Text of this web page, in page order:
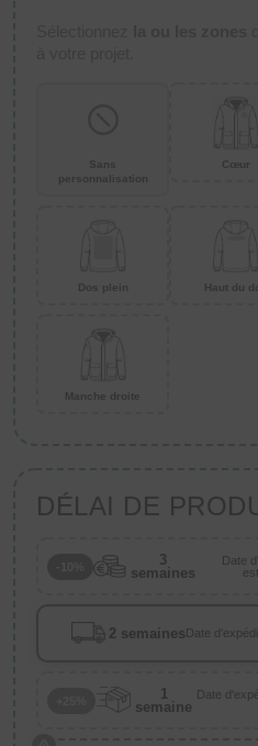
Sans
personnalisation
Cœur
Dos plein Haut du
Manche droite
DÉLAI DE
3
semaines
Date
2 semaines Date
1
semaine
Date